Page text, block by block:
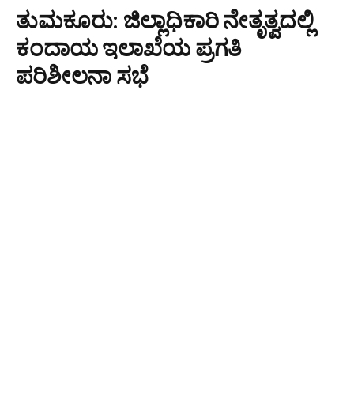
ತುಮಕೂರು: ಜಿಲ್ಲಾಧಿಕಾರಿ ನೇತೃತ್ವದಲ್ಲಿ
ಕಂದಾಯ ಇಲಾಖೆಯ ಪ್ರಗತಿ
ಪರಿಶೀಲನಾ ಸಭೆ